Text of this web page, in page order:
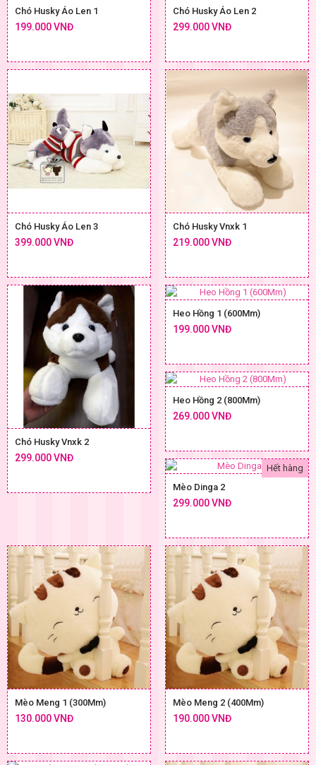
Chó Husky Áo Len 1
199.000 VNĐ
Chó Husky Áo Len 2
299.000 VNĐ
Chó Husky Áo Len 3
399.000 VNĐ
Chó Husky Vnxk 1
219.000 VNĐ
Chó Husky Vnxk 2
299.000 VNĐ
Heo Hồng 1 (600Mm)
199.000 VNĐ
Heo Hồng 2 (800Mm)
269.000 VNĐ
Hết hàng
Mèo Dinga 2
299.000 VNĐ
Mèo Meng 1 (300Mm)
130.000 VNĐ
Mèo Meng 2 (400Mm)
190.000 VNĐ